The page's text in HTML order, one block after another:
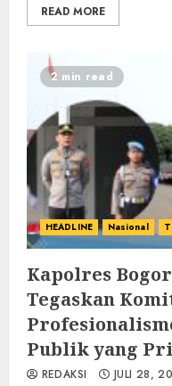
READ MORE
2 min read
HEADLINE Nasional
Kapolres
Tegaskan
Publik yang
REDAKSI JULI 28,